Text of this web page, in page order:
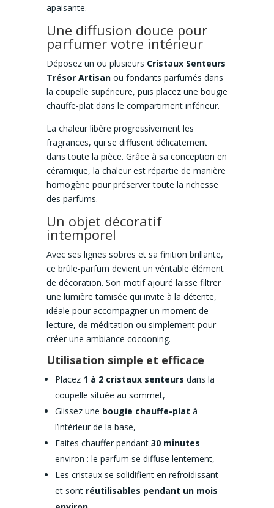
apaisante.
Une diffusion douce pour
parfumer votre intérieur
Déposez un ou plusieurs Cristaux Senteurs
Trésor Artisan ou fondants parfumés dans
la coupelle supérieure, puis placez une bougie
chauffe-plat dans le compartiment inférieur.
La chaleur libère progressivement les
fragrances, qui se diffusent délicatement
dans toute la pièce. Grâce à sa conception en
céramique, la chaleur est répartie de manière
homogène pour préserver toute la richesse
des parfums.
Un objet décoratif
intemporel
Avec ses lignes sobres et sa finition brillante,
ce brûle-parfum devient un véritable élément
de décoration. Son motif ajouré laisse filtrer
une lumière tamisée qui invite à la détente,
idéale pour accompagner un moment de
lecture, de méditation ou simplement pour
créer une ambiance cocooning.
Utilisation simple et efficace
Placez 1 à 2 cristaux senteurs dans la
coupelle située au sommet,
Glissez une bougie chauffe-plat à
l’intérieur de la base,
Faites chauffer pendant 30 minutes
environ : le parfum se diffuse lentement,
Les cristaux se solidifient en refroidissant
et sont réutilisables pendant un mois